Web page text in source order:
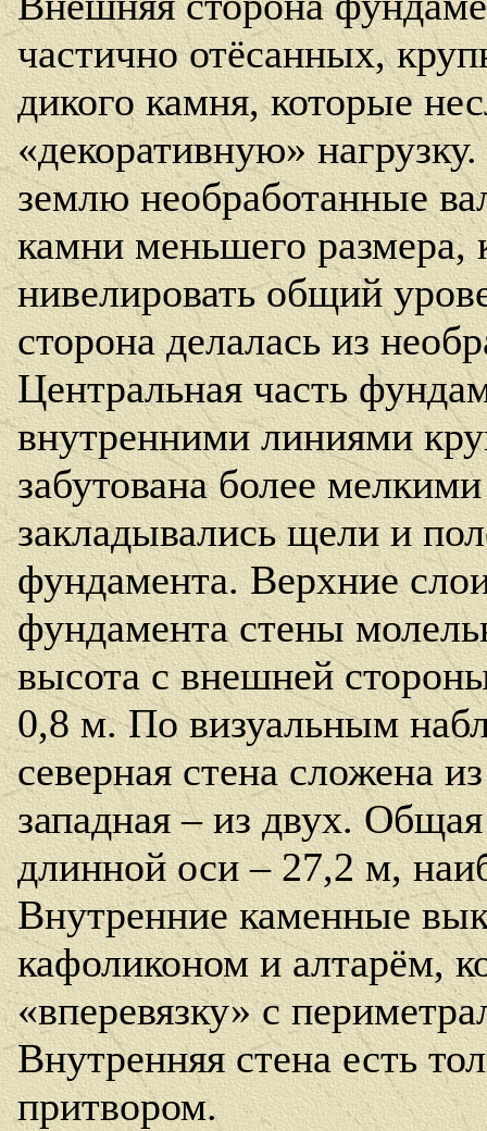
частично отёсанных,
дикого камня, которые
«декоративную»
землю необработанные
камни меньшего
нивелировать общий
сторона делалась из
Центральная часть
внутренними линиями
забутована более
закладывались щели и
фундамента. Верхние
фундамента стены
высота с внешней
0,8 м. По визуальным
северная стена сложена
западная – из двух.
длинной оси – 27,2 м,
Внутренние каменные
кафоликоном и алтарём,
«вперевязку» с
Внутренняя стена есть
притвором.